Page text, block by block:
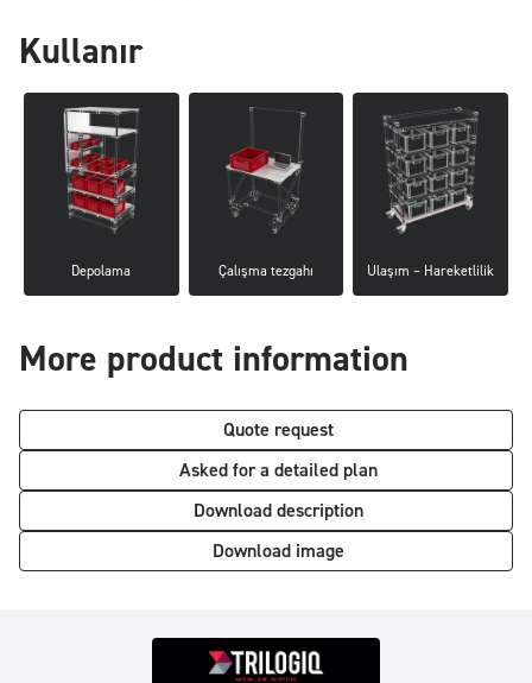
Kullanır
Depolama Çalışma tezgahı Ulaşım – Hareketlilik
More product information
Quote request
Asked for a detailed plan
Download description
Download image